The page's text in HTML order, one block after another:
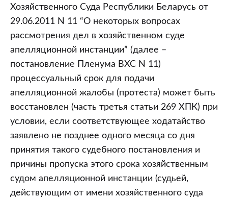
причин
их
пропуска,
в
том
числе
сроков
на
обжалование
Хозяйственного Суда Республики Беларусь от
29.06.2011 N 11 “О некоторых вопросах
рассмотрения дел в хозяйственном суде
апелляционной инстанции” (далее –
постановление Пленума ВХС N 11)
процессуальный срок для подачи
апелляционной жалобы (протеста) может быть
восстановлен (часть третья статьи 269 ХПК) при
условии, если соответствующее ходатайство
заявлено не позднее одного месяца со дня
принятия такого судебного постановления и
причины пропуска этого срока хозяйственным
судом апелляционной инстанции (судьей,
действующим от имени хозяйственного суда